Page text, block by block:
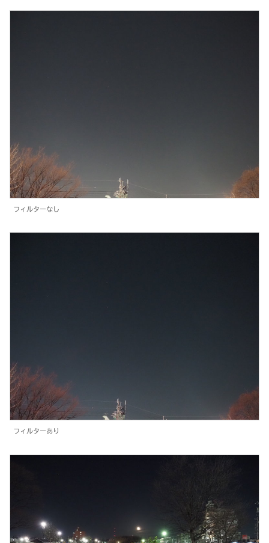
フィルターなし
フィルターあり